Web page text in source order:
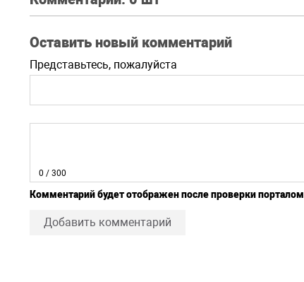
Оставить новый комментарий
Представьтесь, пожалуйста
0 / 300
Комментарий будет отображен после проверки порталом
Добавить комментарий